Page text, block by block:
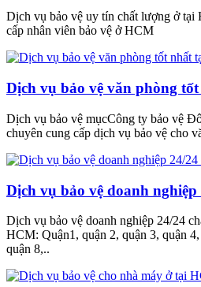
Dịch vụ bảo vệ uy tín chất lượng ở tại
cấp nhân viên bảo vệ ở HCM
Dịch vụ bảo vệ văn phòng
Dịch vụ bảo vệ mụcCông ty bảo vệ
chuyên cung cấp dịch vụ bảo vệ cho
Dịch vụ bảo vệ doanh
Dịch vụ bảo vệ doanh nghiệp 24/24
HCM: Quận1, quận 2, quận 3, quận
quận 8,..